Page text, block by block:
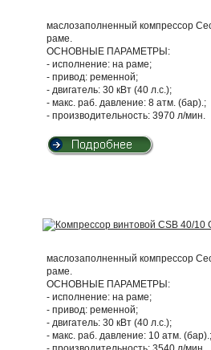
маслозаполненный компрессор
раме.
ОСНОВНЫЕ ПАРАМЕТРЫ:
- исполнение: на раме;
- привод: ременной;
- двигатель: 30 кВт (40 л.с.);
- макс. раб. давление: 8 атм. (бар).;
- производительность: 3970 л/мин.
маслозаполненный компрессор
раме.
ОСНОВНЫЕ ПАРАМЕТРЫ:
- исполнение: на раме;
- привод: ременной;
- двигатель: 30 кВт (40 л.с.);
- макс. раб. давление: 10 атм. (бар).;